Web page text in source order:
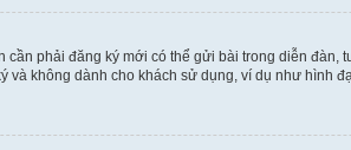
phải đăng ký mới có thể gửi bài trong diễn
và không dành cho khách sử dụng, ví dụ như